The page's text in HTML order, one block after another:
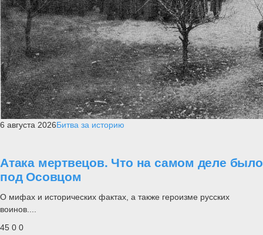
6 августа 2026Битва за историю
Атака мертвецов. Что на самом деле было
под Осовцом
О мифах и исторических фактах, а также героизме русских
воинов....
45 0 0